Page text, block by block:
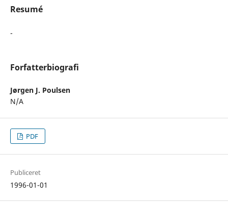
Resumé
-
Forfatterbiografi
Jørgen J. Poulsen
N/A
PDF
Publiceret
1996-01-01